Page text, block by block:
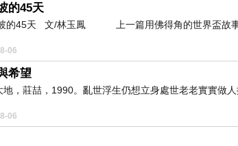
的45天
的45天 文/林玉鳳 上一篇用佛得角的世界盃故事
06
希望
地，莊喆，1990。亂世浮生仍想立身處世老老實實做
06